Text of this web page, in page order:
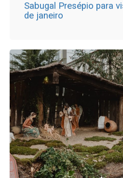
Sabugal Presépio para
de janeiro